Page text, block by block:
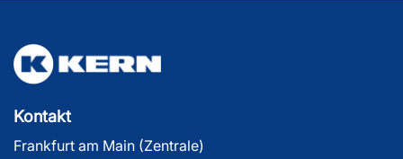
Kontakt
Frankfurt am Main (Zentrale)